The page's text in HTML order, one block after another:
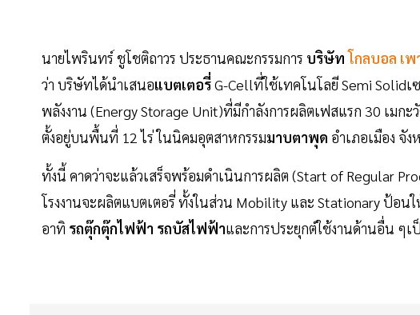
นายไพรินทร์ ชูโชติถาวร ประธานคณะกรรมการ บริษัทโกลบอล เพ
ว่า บริษัทได้นำเสนอแบตเตอรี่G-Cellที่ใช้เทคโนโลยี Semi Solid
พลังงาน (Energy Storage Unit)ที่มีกำลังการผลิตเฟสแรก 30 เมก
ตั้งอยู่บนพื้นที่ 12 ไร่ ในนิคมอุตสาหกรรมมาบตาพุด อำเภอเมือง จัง
ทั้งนี้ คาดว่าจะแล้วเสร็จพร้อมดำเนินการผลิต (Start of Regular
โรงงานจะผลิตแบตเตอรี่ ทั้งในส่วน Mobility และ Stationary ป้อนใ
อาทิ รถตุ๊กตุ๊กไฟฟ้า รถบัสไฟฟ้าและการประยุกต์ใช้งานด้านอื่น ๆ